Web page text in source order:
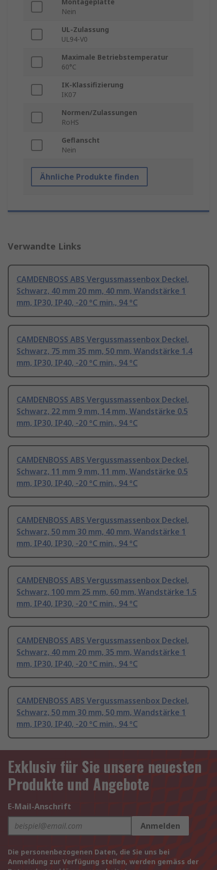
Montageplatte
Nein
UL-Zulassung
UL94-V0
Maximale Betriebstemperatur
60°C
IK-Klassifizierung
IK07
Normen/Zulassungen
RoHS
Geflanscht
Nein
Ähnliche Produkte finden
Verwandte Links
CAMDENBOSS ABS Vergussmassenbox Deckel,
Schwarz, 40 mm 20 mm, 40 mm, Wandstärke 1
mm, IP30, IP40, -20 °C min., 94 °C
CAMDENBOSS ABS Vergussmassenbox Deckel,
Schwarz, 75 mm 35 mm, 50 mm, Wandstärke 1.4
mm, IP30, IP40, -20 °C min., 94 °C
CAMDENBOSS ABS Vergussmassenbox Deckel,
Schwarz, 22 mm 9 mm, 14 mm, Wandstärke 0.5
mm, IP30, IP40, -20 °C min., 94 °C
CAMDENBOSS ABS Vergussmassenbox Deckel,
Schwarz, 11 mm 9 mm, 11 mm, Wandstärke 0.5
mm, IP30, IP40, -20 °C min., 94 °C
CAMDENBOSS ABS Vergussmassenbox Deckel,
Schwarz, 50 mm 30 mm, 40 mm, Wandstärke 1
mm, IP40, IP30, -20 °C min., 94 °C
CAMDENBOSS ABS Vergussmassenbox Deckel,
Schwarz, 100 mm 25 mm, 60 mm, Wandstärke 1.5
mm, IP40, IP30, -20 °C min., 94 °C
CAMDENBOSS ABS Vergussmassenbox Deckel,
Schwarz, 40 mm 20 mm, 35 mm, Wandstärke 1
mm, IP30, IP40, -20 °C min., 94 °C
CAMDENBOSS ABS Vergussmassenbox Deckel,
Schwarz, 50 mm 30 mm, 50 mm, Wandstärke 1
mm, IP30, IP40, -20 °C min., 94 °C
Exklusiv für Sie unsere neuesten
Produkte und Angebote
E-Mail-Anschrift
Anmelden
Die personenbezogenen Daten, die Sie uns bei
Anmeldung zur Verfügung stellen, werden gemäss der